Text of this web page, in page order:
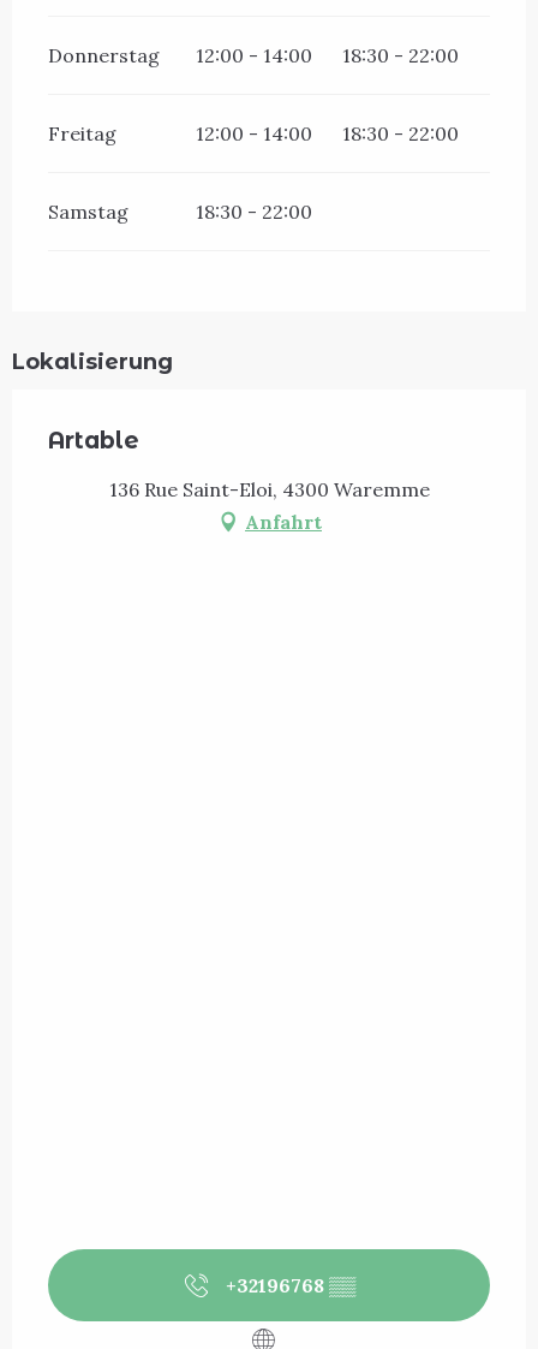
Donnerstag 12:00 - 14:00 18:30 - 22:00
Freitag 12:00 - 14:00 18:30 - 22:00
Samstag 18:30 - 22:00
Lokalisierung
Artable
136 Rue Saint-Eloi, 4300 Waremme
Anfahrt
+32196768 ▒▒